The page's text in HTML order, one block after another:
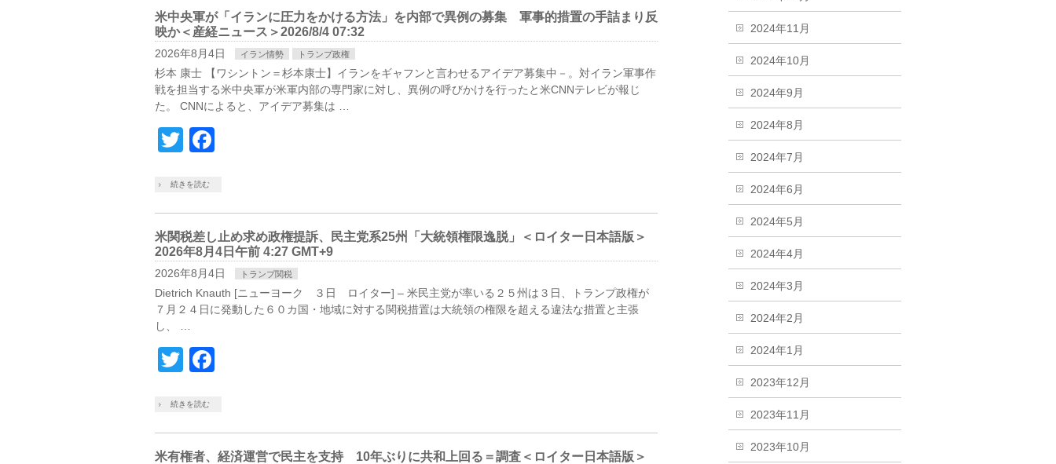
米中央軍が「イランに圧力をかける方法」を内部で異例の募集 軍事的措置の手詰まり反
映か＜産経ニュース＞2026/8/4 07:32
2026年8月4日 イラン情勢 トランプ政権
杉本 康士 【ワシントン＝杉本康士】イランをギャフンと言わせるアイデア募集中－。対イラン軍事作
戦を担当する米中央軍が米軍内部の専門家に対し、異例の呼びかけを行ったと米CNNテレビが報じ
た。 CNNによると、アイデア募集は …
Twitter
続きを読む
米関税差し止め求め政権提訴、民主党系25州「大統領権限逸脱」＜ロイター日本語版＞
2026年8月4日午前 4:27 GMT+9
2026年8月4日 トランプ関税
Dietrich Knauth [ニューヨーク ３日 ロイター] – 米民主党が率いる２５州は３日、トランプ政権が
７月２４日に発動した６０カ国・地域に対する関税措置は大統領の権限を超​える違法な措置と主張
し、 …
Twitter
続きを読む
米有権者、経済運営で民主を支持 10年ぶりに共和上回る＝調査＜ロイター日本語版＞
2024年11月
2024年10月
2024年9月
2024年8月
2024年7月
2024年6月
2024年5月
2024年4月
2024年3月
2024年2月
2024年1月
2023年12月
2023年11月
2023年10月